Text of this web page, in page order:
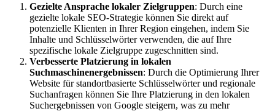
Gezielte Ansprache lokaler Zielgruppen: Durch eine
gezielte lokale SEO-Strategie können Sie direkt auf
potenzielle Klienten in Ihrer Region eingehen, indem Sie
Inhalte und Schlüsselwörter verwenden, die auf Ihre
spezifische lokale Zielgruppe zugeschnitten sind.
Verbesserte Platzierung in lokalen
Suchmaschinenergebnissen: Durch die Optimierung Ihrer
Website für standortbasierte Schlüsselwörter und regionale
Suchanfragen können Sie Ihre Platzierung in den lokalen
Suchergebnissen von Google steigern, was zu mehr